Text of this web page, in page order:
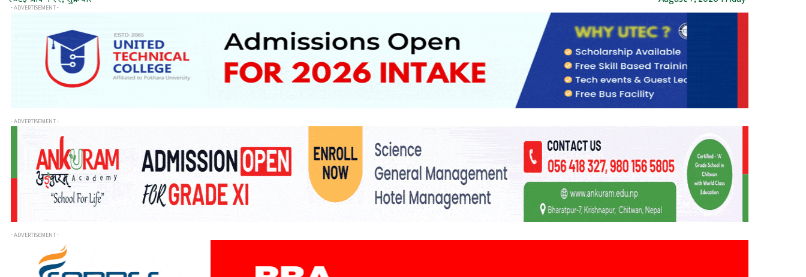
- ADVERTISEMENT -
- ADVERTISEMENT -
- ADVERTISEMENT -